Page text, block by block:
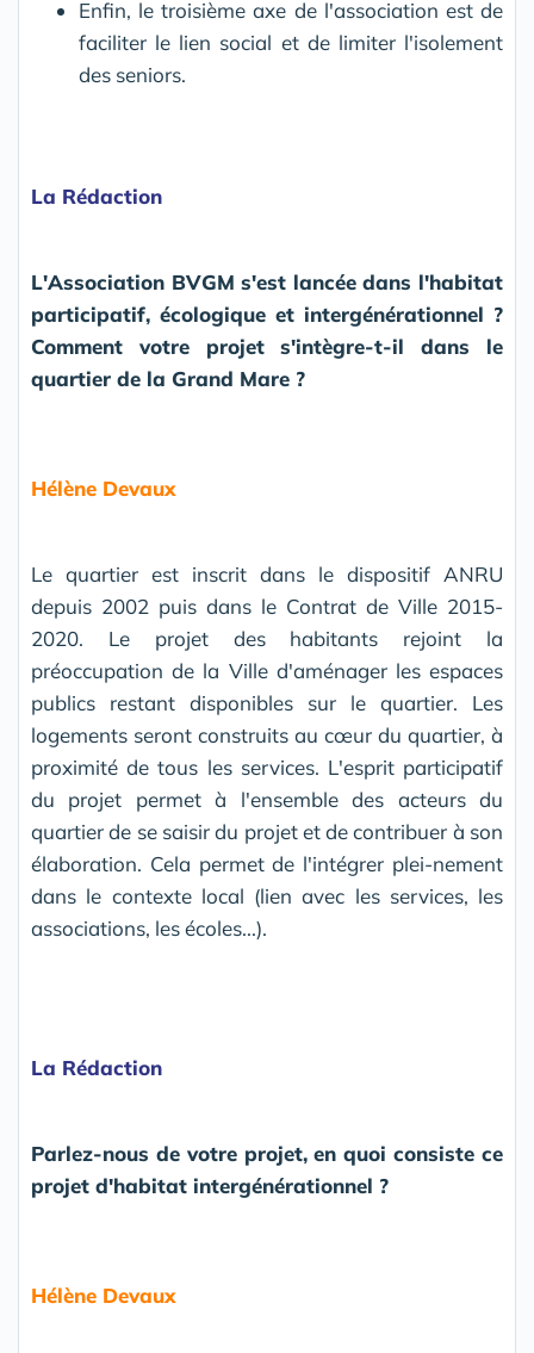
Enfin, le troisième axe de l'association est de
faciliter le lien social et de limiter l'isolement
des seniors.
La Rédaction
L'Association BVGM s'est lancée dans l'habitat
participatif, écologique et intergénérationnel ?
Comment votre projet s'intègre-t-il dans le
quartier de la Grand Mare ?
Hélène Devaux
Le quartier est inscrit dans le dispositif ANRU
depuis 2002 puis dans le Contrat de Ville 2015-
2020. Le projet des habitants rejoint la
préoccupation de la Ville d'aménager les espaces
publics restant disponibles sur le quartier. Les
logements seront construits au cœur du quartier, à
proximité de tous les services. L'esprit participatif
du projet permet à l'ensemble des acteurs du
quartier de se saisir du projet et de contribuer à son
élaboration. Cela permet de l'intégrer plei-nement
dans le contexte local (lien avec les services, les
associations, les écoles...).
La Rédaction
Parlez-nous de votre projet, en quoi consiste ce
projet d'habitat intergénérationnel ?
Hélène Devaux